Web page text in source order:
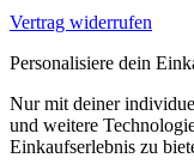
Vertrag widerrufen
Personalisiere dein
Nur mit deiner
und weitere
Einkaufserlebnis zu